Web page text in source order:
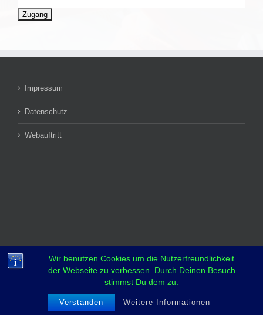
Wir benutzen Cookies um die Nutzerfreundlichkeit
der Webseite zu verbessen. Durch Deinen Besuch
stimmst Du dem zu.
Verstanden Weitere Informationen
Impressum
Datenschutz
Webauftritt
Copyright 2018 YCBS | All Rights Reserved